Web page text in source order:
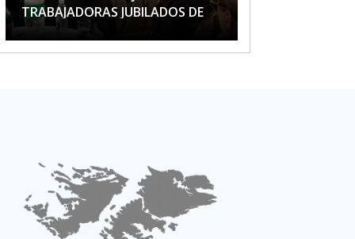
TRABAJADORAS JUBILADOS DE
APTA